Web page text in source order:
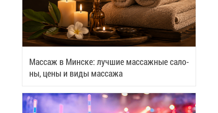
Мас­саж в Мин­ске: луч­шие мас­саж­ные са­ло­
ны, це­ны и ви­ды мас­са­жа